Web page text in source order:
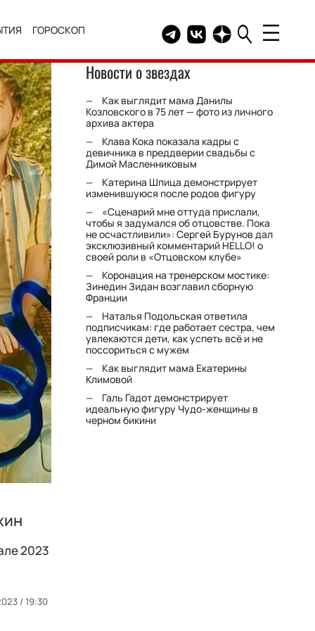
ГОРОСКОП Telegram канал HELLO
Группа HELLO
Канал HELLO в
2023
/ 19:30
Новости о звездах
Как выглядит мама Данилы
Козловского в 75 лет — фото из личного
архива актера
Клава Кока показала кадры с
девичника в преддверии свадьбы с
Димой Масленниковым
Катерина Шпица демонстрирует
изменившуюся после родов фигуру
«Сценарий мне оттуда прислали,
чтобы я задумался об отцовстве. Пока
не осчастливили»: Сергей Бурунов дал
эксклюзивный комментарий HELLO! о
своей роли в «Отцовском клубе»
Коронация на тренерском мостике:
Зинедин Зидан возглавил сборную
Франции
Наталья Подольская ответила
подписчикам: где работает сестра, чем
увлекаются дети, как успеть всё и не
поссориться с мужем
Как выглядит мама Екатерины
Климовой
Галь Гадот демонстрирует
идеальную фигуру Чудо-женщины в
черном бикини